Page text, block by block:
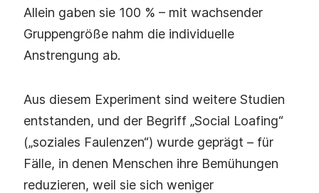
Allein gaben sie 100 % – mit wachsender
Gruppengröße nahm die individuelle
Anstrengung ab.
Aus diesem Experiment sind weitere Studien
entstanden, und der Begriff „Social Loafing“
(„soziales Faulenzen“) wurde geprägt – für
Fälle, in denen Menschen ihre Bemühungen
reduzieren, weil sie sich weniger